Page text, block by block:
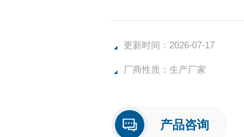
更新时间：2026-07-17
厂商性质：生产厂家
产品咨询